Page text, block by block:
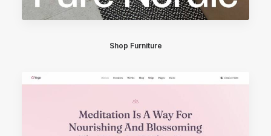
Shop Furniture